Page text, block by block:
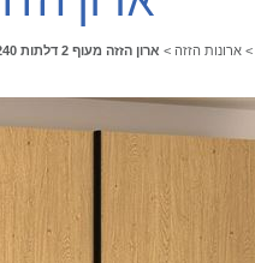
> ארונות הזזה > ארון הזזה מעוף 2 דלתות 240 דגם DLH-08 ר.א ריהוט